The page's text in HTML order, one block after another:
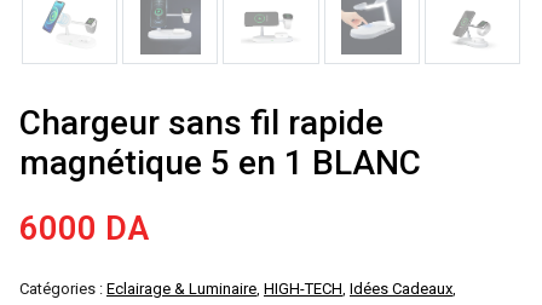
Chargeur sans fil rapide
magnétique 5 en 1 BLANC
6000 DA
Catégories : Eclairage & Luminaire, HIGH-TECH, Idées Cadeaux,